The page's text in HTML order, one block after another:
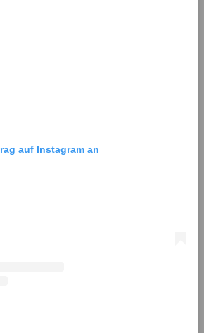
auf Instagram an